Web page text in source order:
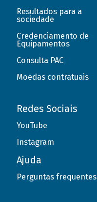
Resultados para a
sociedade
Credenciamento de
Equipamentos
Consulta PAC
Moedas contratuais
Redes Sociais
YouTube
Instagram
Ajuda
Perguntas frequentes